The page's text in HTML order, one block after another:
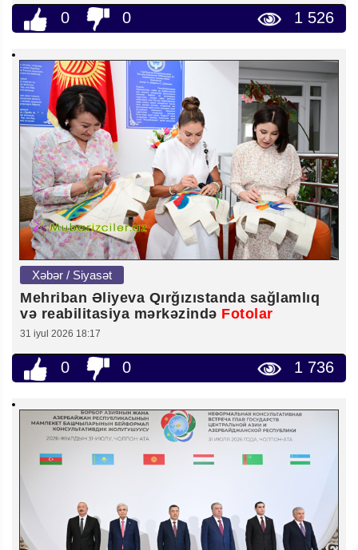
0 0 1 526
Xəbər / Siyasət
Mehriban Əliyeva Qırğızıstanda sağlamlıq
və reabilitasiya mərkəzində Fotolar
31 iyul 2026 18:17
0 0 1 736